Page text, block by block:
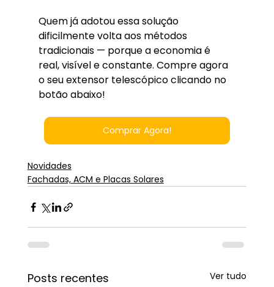
Quem já adotou essa solução
dificilmente volta aos métodos
tradicionais — porque a economia é
real, visível e constante. Compre agora
o seu extensor telescópico clicando no
botão abaixo!
Comprar Agora!
Novidades
Fachadas, ACM e Placas Solares
Posts recentes Ver tudo